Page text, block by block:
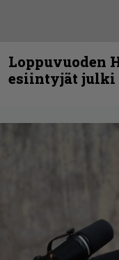
Loppuvuoden
esiintyjät julki